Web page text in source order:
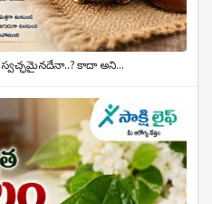
స్వచ్ఛమైనదేనా..? కాదా అని...